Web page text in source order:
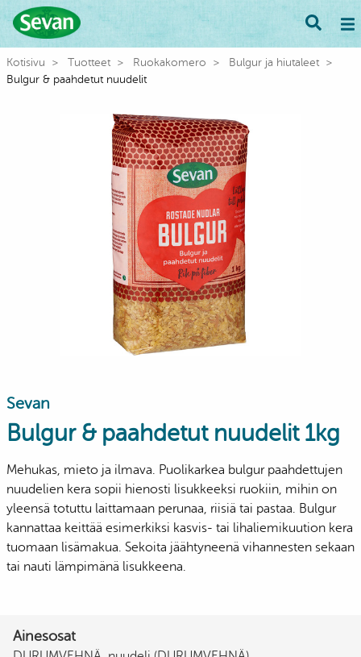
Kotisivu Tuotteet Ruokakomero
Bulgur ja hiutaleet
Bulgur & paahdetut nuudelit
Sevan
Bulgur & paahdetut nuudelit 1kg
Mehukas, mieto ja ilmava. Puolikarkea bulgur paahdettujen
nuudelien kera sopii hienosti lisukkeeksi ruokiin, mihin on
yleensä totuttu laittamaan perunaa, riisiä tai pastaa. Bulgur
kannattaa keittää esimerkiksi kasvis- tai lihaliemikuution kera
tuomaan lisämakua. Sekoita jäähtyneenä vihannesten sekaan
tai nauti lämpimänä lisukkeena.
Ainesosat